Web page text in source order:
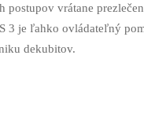
vrátane
je ľahko ovládateľný
dekubitov.